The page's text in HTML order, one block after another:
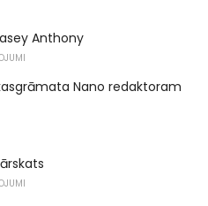
Anthony
Nano redaktoram